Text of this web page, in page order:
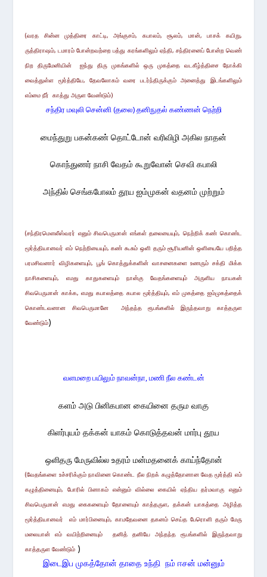
(வரத சின்ன முத்திரை காட்டி, அங்குசம், கபாலம், சூலம், மான், பாசக் கயிறு,
ருத்திராஷம், டமாரம் போன்றவற்றை பத்து கரங்களிலும் ஏந்தி, சந்திரனைப் போன்ற வெண்
நிற திருமேனியின்
ஐந்து திரு முகங்களில் ஒரு முகத்தை வடகீழ்த்திசை நோக்கி
வைத்துள்ள மூர்த்தியே, தேவலோகம் வரை படர்ந்திருக்கும் அனைத்து இடங்களிலும்
எம்மை நீர் காத்து அருள வேண்டும்)
சந்திர மவுலி சென்னி (தலை) தனிநுதல் கண்ணன் நெற்றி
மைந்துறு பகன்கண் தொட்டோன் வரிவிழி அகில நாதன்
கொந்துணர் நாசி வேதம் கூறுவோன் செவி கபாலி
அந்தில் செங்கபோலம் தூய ஐம்முகன் வதனம் முற்றும்
(சந்திரமௌலீஸ்வரர் எனும் சிவபெருமான் எங்கள் தலையையும், நெற்றிக் கண் கொண்ட
மூர்த்தியானவர் எம் நெற்றியையும், கண் கூசும் ஒளி தரும் சூரியனின் ஒளியையே பறித்த
பரமசிவனார் விழிகளையும், பூங் கொத்துக்களின் வாசனைகளை உணரும் சக்தி மிக்க
நாசிகளையும், எமது காதுகளையும் நான்கு வேதங்களையும் அருளிய நாயகன்
சிவபெருமான் காக்க, எமது கபாலத்தை கபால மூர்த்தியும், எம் முகத்தை ஐம்முகத்தைக்
கொண்டவனான சிவபெருமானே அந்தந்த ரூபங்களில்இருந்தவாறு காத்தருள
வேண்டும்)
வளமறை பயிலும் நாவன்நா, மணி நீல கண்டன்
களம் அடு பினிகபான கையினை தரும வாகு
கிளர்புயம் தக்கன் யாகம் கொடுத்தவன் மார்பு தூய
ஒளிதரு மேருவில்ல உதரம் மன்மதனைக் காய்ந்தோன்
(வேதங்களை உச்சரிக்கும் நாவினை கொண்ட நீல நிறக் கழுத்தோனான வேதமூர்த்தி எம்
கழுத்தினையும், போரில் பினாகம் என்னும் வில்லை கையில் ஏந்திய தர்மவாகு எனும்
சிவபெருமான் எமது கைகளையும் தோளையும் காத்தருள, தக்கன் யாகத்தை அழித்த
மூர்த்தியானவர் எம் மார்பினையும், காமதேவனை தகனம் செய்த பேரொளி தரும் மேரு
மலையான் எம் வயிற்றினையும்
தனித் தனியே அந்தந்த ரூபங்களில் இருந்தவாறு
காத்தருள வேண்டும் )
இடைஇப முகத்தோன் தாதை உந்தி நம் ஈசன் மன்னும்